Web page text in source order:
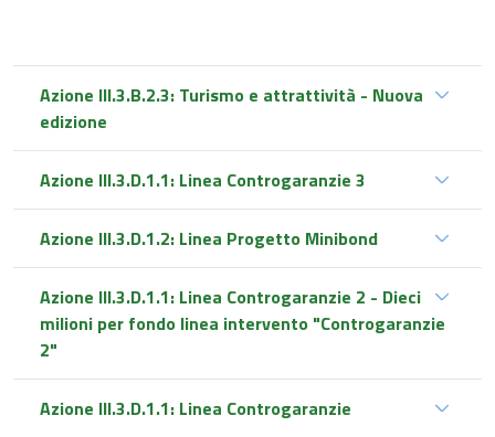
Azione III.3.B.2.3: Turismo e attrattività - Nuova
edizione
Azione III.3.D.1.1: Linea Controgaranzie 3
Azione III.3.D.1.2: Linea Progetto Minibond
Azione III.3.D.1.1: Linea Controgaranzie 2 - Dieci
milioni per fondo linea intervento "Controgaranzie
2"
Azione III.3.D.1.1: Linea Controgaranzie